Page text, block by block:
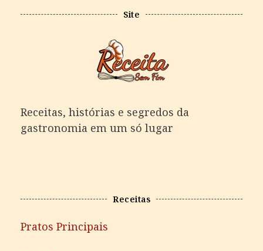
Site
Receitas, histórias e segredos da
gastronomia em um só lugar
Receitas
Pratos Principais